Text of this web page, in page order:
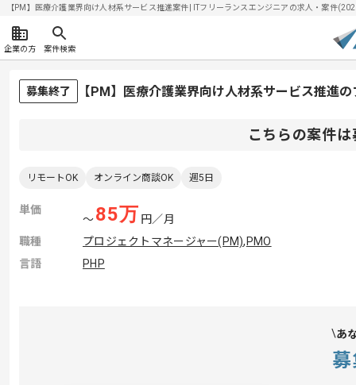
【PM】医療介護業界向け人材系サービス推進案件| ITフリーランスエンジニアの求人・案件
企業の方 案件検索
募集終了 【PM】医療介護業界向け人材系サービス推進
こちらの案件
リモートOK オンライン商談OK 週5日
単価
〜85万 円／月
職種
プロジェクトマネージャー(PM), PMO
言語
PHP
あ